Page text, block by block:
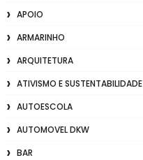
APOIO
ARMARINHO
ARQUITETURA
ATIVISMO E SUSTENTABILIDADE
AUTOESCOLA
AUTOMOVEL DKW
BAR